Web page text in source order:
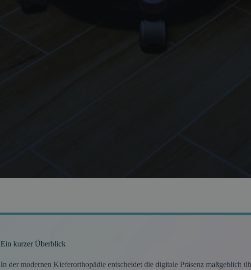
Ein kurzer Überblick
In der modernen Kieferorthopädie entscheidet die digitale Präsenz maßgeblich